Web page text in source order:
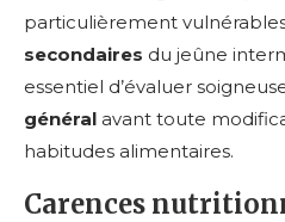
particulièrement
secondaires du jeûne
essentiel d’évaluer
général avant toute
habitudes alimentaires.
Carences